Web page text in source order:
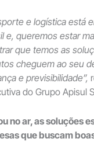
e logística está
e, queremos estar
que temos as
cheguem ao seu
e previsibilidade”,
do Grupo Apisul
no ar, as soluções
que buscam